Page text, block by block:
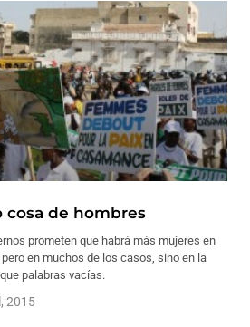
cosa de hombres
prometen que habrá más mujeres en
en muchos de los casos, sino en la
palabras vacías.
2015